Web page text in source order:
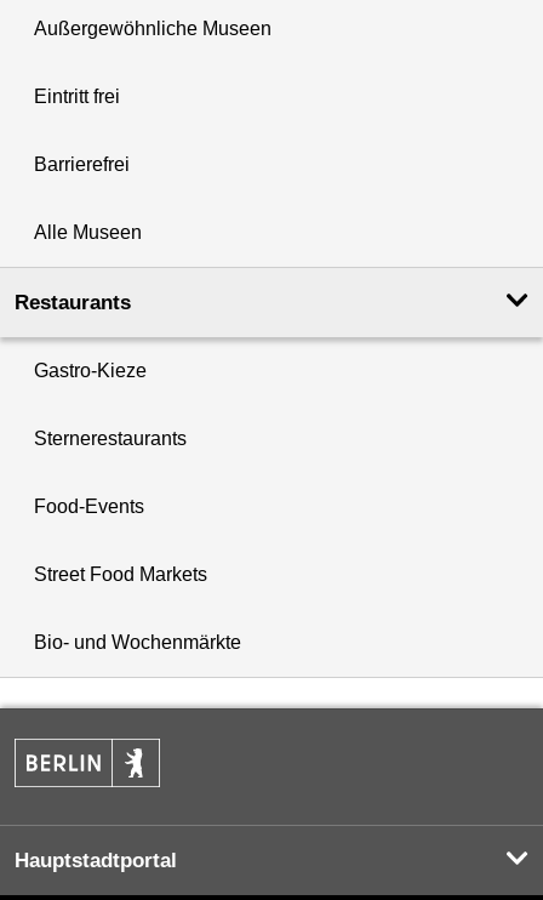
Außergewöhnliche Museen
Eintritt frei
Barrierefrei
Alle Museen
Restaurants
Gastro-Kieze
Sternerestaurants
Food-Events
Street Food Markets
Bio- und Wochenmärkte
Hauptstadtportal